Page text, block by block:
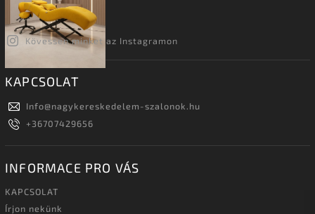
Kövessen minket az Instagramon
KAPCSOLAT
Info@nagykereskedelem-szalonok.hu
+36707429656
INFORMACE PRO VÁS
KAPCSOLAT
Írjon nekünk